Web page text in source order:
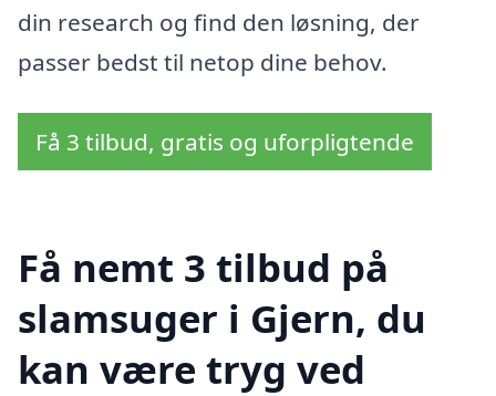
din research og find den løsning, der
passer bedst til netop dine behov.
Få 3 tilbud, gratis og uforpligtende
Få nemt 3 tilbud på
slamsuger i Gjern, du
kan være tryg ved